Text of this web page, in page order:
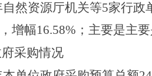
自然资源厅机关等5家行政
增幅16.58% ；主要是主
采购情况